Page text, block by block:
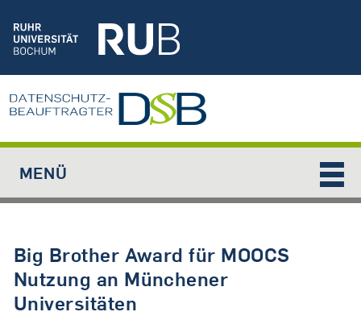
MENÜ
Big Brother Award für MOOCS
Nutzung an Münchener
Universitäten